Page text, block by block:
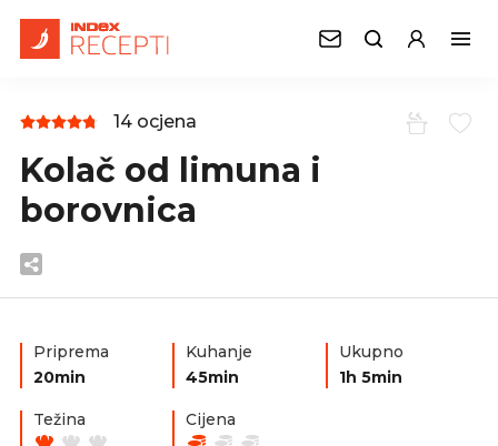
14 ocjena
Kolač od limuna i
borovnica
Priprema
20min
Kuhanje
45min
Ukupno
1h 5min
Težina Cijena